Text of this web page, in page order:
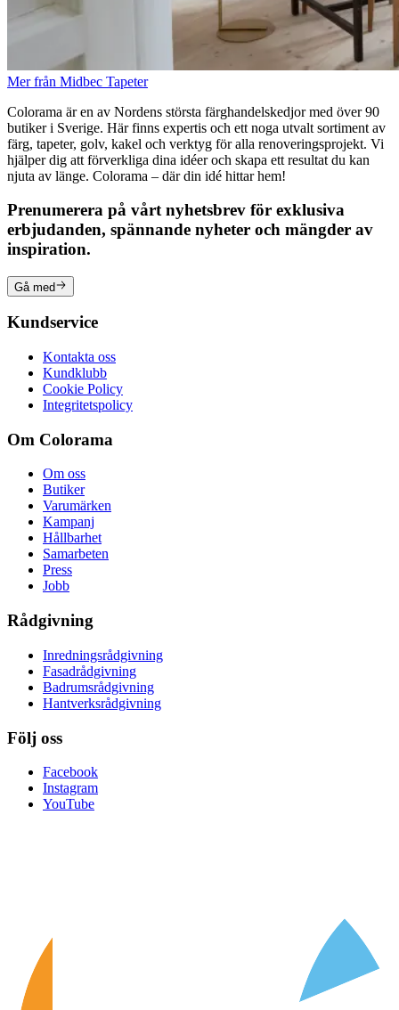
Mer från Midbec Tapeter
Colorama är en av Nordens största färghandelskedjor med över 90
butiker i Sverige. Här finns expertis och ett noga utvalt sortiment av
färg, tapeter, golv, kakel och verktyg för alla renoveringsprojekt. Vi
hjälper dig att förverkliga dina idéer och skapa ett resultat du kan
njuta av länge. Colorama – där din idé hittar hem!
Prenumerera på vårt nyhetsbrev för exklusiva
erbjudanden, spännande nyheter och mängder av
inspiration.
Gå med
Kundservice
Kontakta oss
Kundklubb
Cookie Policy
Integritetspolicy
Om Colorama
Om oss
Butiker
Varumärken
Kampanj
Hållbarhet
Samarbeten
Press
Jobb
Rådgivning
Inredningsrådgivning
Fasadrådgivning
Badrumsrådgivning
Hantverksrådgivning
Följ oss
Facebook
Instagram
YouTube